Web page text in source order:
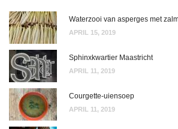
Waterzooi van asperges met
APRIL 15, 2019
Sphinxkwartier Maastricht
APRIL 11, 2019
Courgette-uiensoep
APRIL 11, 2019